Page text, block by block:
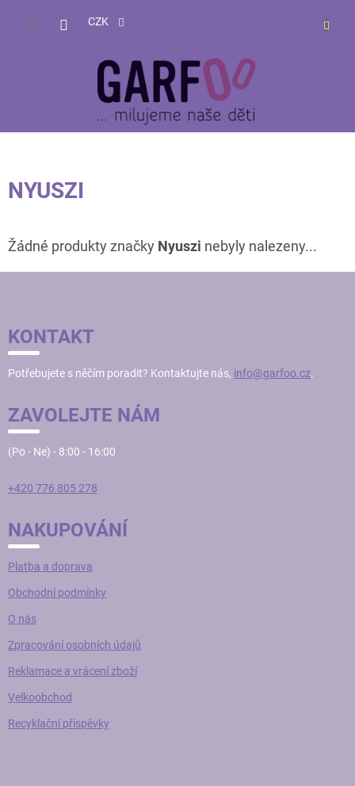
CZK
NYUSZI
Žádné produkty značky Nyuszi nebyly nalezeny...
A
T
KONTAKT
Potřebujete s něčím poradit? Kontaktujte nás, info@garfoo.cz.
ZAVOLEJTE NÁM
(Po - Ne) - 8:00 - 16:00
+420 776 805 278
NAKUPOVÁNÍ
Platba a doprava
Obchodní podmínky
O nás
Zpracování osobních údajů
Reklamace a vrácení zboží
Velkoobchod
Recyklační příspěvky